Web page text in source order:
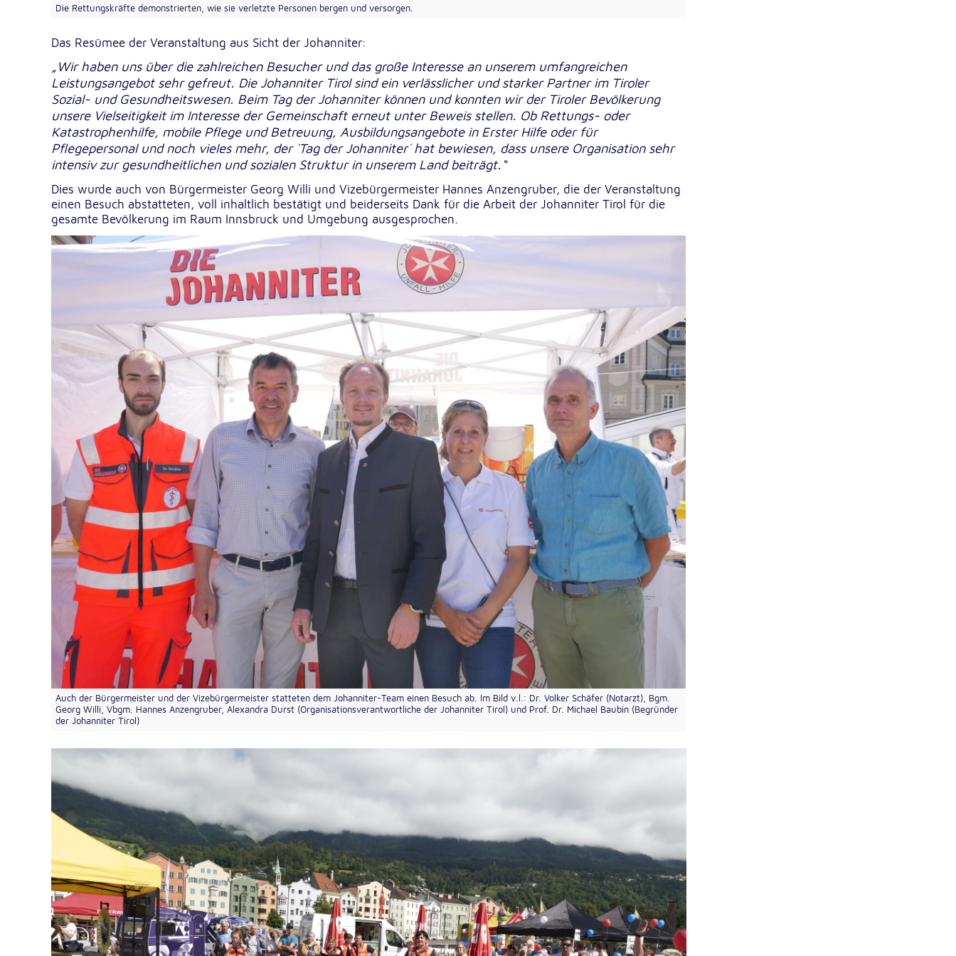
Die Rettungskräfte demonstrierten, wie sie verletzte Personen bergen und versorgen.
Das Resümee der Veranstaltung aus Sicht der Johanniter:
„Wir haben uns über die zahlreichen Besucher und das große Interesse an unserem umfangreichen
Leistungsangebot sehr gefreut. Die Johanniter Tirol sind ein verlässlicher und starker Partner im Tiroler
Sozial- und Gesundheitswesen. Beim Tag der Johanniter können und konnten wir der Tiroler Bevölkerung
unsere Vielseitigkeit im Interesse der Gemeinschaft erneut unter Beweis stellen. Ob Rettungs- oder
Katastrophenhilfe, mobile Pflege und Betreuung, Ausbildungsangebote in Erster Hilfe oder für
Pflegepersonal und noch vieles mehr, der `Tag der Johanniter´ hat bewiesen, dass unsere Organisation sehr
intensiv zur gesundheitlichen und sozialen Struktur in unserem Land beiträgt.“
Dies wurde auch von Bürgermeister Georg Willi und Vizebürgermeister Hannes Anzengruber, die der Veranstaltung
einen Besuch abstatteten, voll inhaltlich bestätigt und beiderseits Dank für die Arbeit der Johanniter Tirol für die
gesamte Bevölkerung im Raum Innsbruck und Umgebung ausgesprochen.
Auch der Bürgermeister und der Vizebürgermeister statteten dem Johanniter-Team einen Besuch ab. Im Bild v.l.: Dr. Volker Schäfer (Notarzt), Bgm.
Georg Willi, Vbgm. Hannes Anzengruber, Alexandra Durst (Organisationsverantwortliche der Johanniter Tirol) und Prof. Dr. Michael Baubin (Begründer
der Johanniter Tirol)